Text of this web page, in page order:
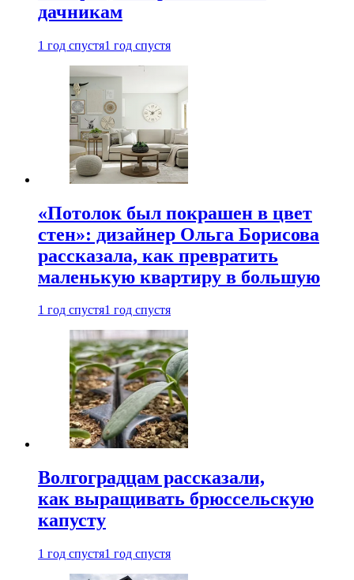
дачникам
1 год спустя1 год спустя
«Потолок был покрашен в цвет
стен»: дизайнер Ольга Борисова
рассказала, как превратить
маленькую квартиру в большую
1 год спустя1 год спустя
Волгоградцам рассказали,
как выращивать брюссельскую
капусту
1 год спустя1 год спустя